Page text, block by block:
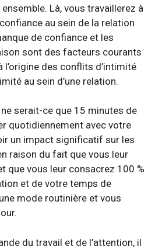
ensemble. Là, vous travaillerez à
au sein de la relation
de confiance et les
sont des facteurs courants
l’origine des conflits d’intimité
au sein d’une relation.
serait-ce que 15 minutes de
quotidiennement avec votre
un impact significatif sur les
raison du fait que vous leur
que vous leur consacrez 100 %
et de votre temps de
mode routinière et vous
du travail et de l’attention, il